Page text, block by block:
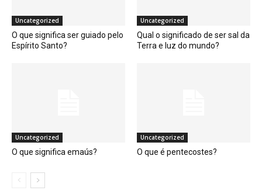
Uncategorized
O que significa ser guiado pelo
Espírito Santo?
Uncategorized
Qual o significado de ser sal da
Terra e luz do mundo?
Uncategorized
O que significa emaús?
Uncategorized
O que é pentecostes?